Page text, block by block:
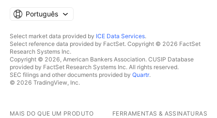
Português
Select market data provided by ICE Data Services.
Select reference data provided by FactSet. Copyright © 2026 FactSet
Research Systems Inc.
Copyright © 2026, American Bankers Association. CUSIP Database
provided by FactSet Research Systems Inc. All rights reserved.
SEC filings and other documents provided by Quartr.
© 2026 TradingView, Inc.
MAIS DO QUE UM PRODUTO FERRAMENTAS & ASSINATURAS